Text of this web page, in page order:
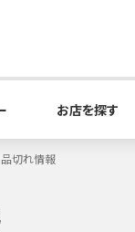
お店を探す
品切れ情報